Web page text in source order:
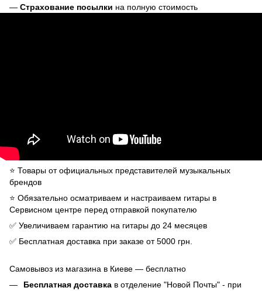
— Страхование посылки на полную стоимость
⭐️ Товары от официальных представителей музыкальных
брендов
⭐️ Обязательно осматриваем и настраиваем гитары в
Сервисном центре перед отправкой покупателю
✅ Увеличиваем гарантию на гитары до 24 месяцев
✅ Бесплатная доставка при заказе от 5000 грн.
Самовывоз из магазина в Киеве — бесплатно
Бесплатная доставка в отделение "Новой Почты" - при